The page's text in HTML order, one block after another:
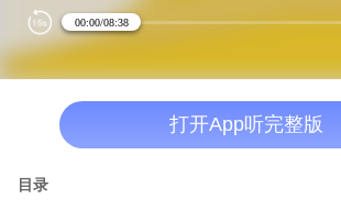
Loaded:
0%
Progress:
0%
打开App听完整版
目录